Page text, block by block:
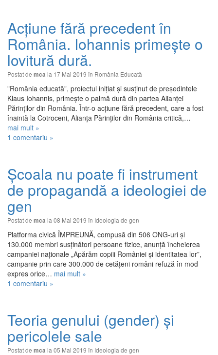
Acțiune fără precedent în
România. Iohannis primește o
lovitură dură.
Postat de mca la 17 Mai 2019 în România Educată
"România educată”, proiectul inițiat și susținut de președintele
Klaus Iohannis, primește o palmă dură din partea Alianței
Părinților din România. Într-o acțiune fără precedent, care a fost
înaintă la Cotroceni, Alianța Părinților din România critică,…
mai mult »
1 comentariu »
Școala nu poate fi instrument
de propagandă a ideologiei de
gen
Postat de mca la 08 Mai 2019 în Ideologia de gen
Platforma civică ÎMPREUNĂ, compusă din 506 ONG-uri și
130.000 membri susținători persoane fizice, anunță încheierea
campaniei naționale „Apărăm copiii României și identitatea lor”,
campanie prin care 300.000 de cetățeni români refuză în mod
expres orice… mai mult »
1 comentariu »
Teoria genului (gender) și
pericolele sale
Postat de mca la 05 Mai 2019 în Ideologia de gen